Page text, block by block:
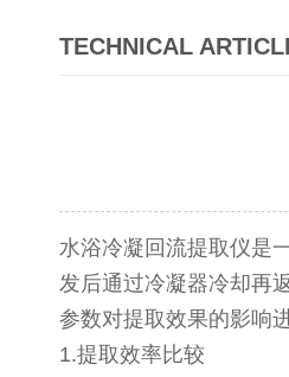
TECHNICAL
水浴冷凝回流提取仪是
发后通过冷凝器冷却再
参数对提取效果的影响
1.提取效率比较